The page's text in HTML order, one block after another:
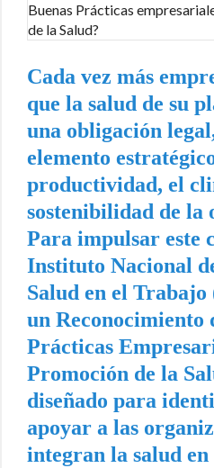
Cada vez más
que la salud de su
una obligación
elemento
productividad, el
sostenibilidad de la
Para impulsar este
Instituto Nacional
Salud en el Trabajo
un Reconocimiento
Prácticas
Promoción de la
diseñado para
apoyar a las
integran la salud en